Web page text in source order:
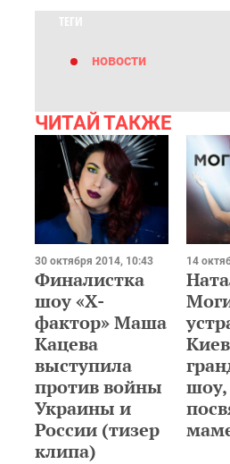
ТЕГИ
новости
ЧИТАЙ ТАКЖЕ
30 октября 2014, 10:43
Финалистка
шоу «Х-
фактор» Маша
Кацева
выступила
против войны
Украины и
России (тизер
клипа)
14
шоу,